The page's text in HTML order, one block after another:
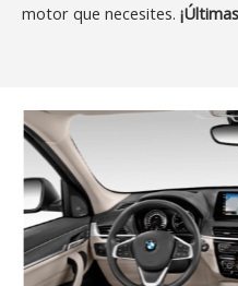
motor que necesites.